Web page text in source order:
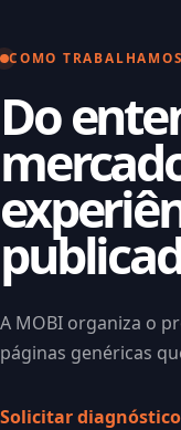
COMO TRABALHAMOS
Do
A MOBI organiza o
páginas genéricas
Solicitar diagnóstico